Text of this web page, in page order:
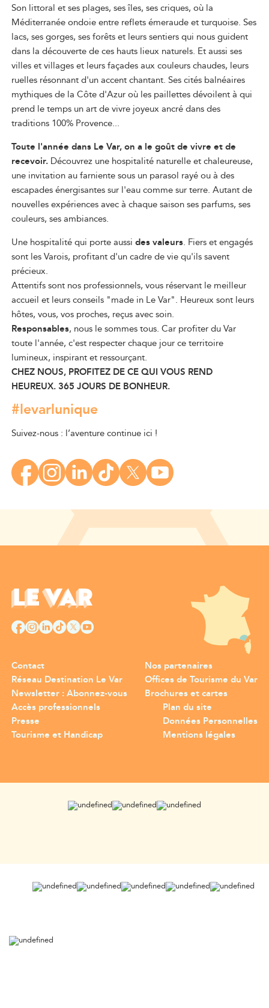
Son littoral et ses plages, ses îles, ses criques, où la
Méditerranée ondoie entre reflets émeraude et turquoise. Ses
lacs, ses gorges, ses forêts et leurs sentiers qui nous guident
dans la découverte de ces hauts lieux naturels. Et aussi ses
villes et villages et leurs façades aux couleurs chaudes, leurs
ruelles résonnant d'un accent chantant. Ses cités balnéaires
mythiques de la Côte d'Azur où les paillettes dévoilent à qui
prend le temps un art de vivre joyeux ancré dans des
traditions 100% Provence...
Toute l'année dans Le Var, on a le goût de vivre et de
recevoir.Découvrez une hospitalité naturelle et chaleureuse,
une invitation au farniente sous un parasol rayé ou à des
escapades énergisantes sur l'eau comme sur terre. Autant de
nouvelles expériences avec à chaque saison ses parfums, ses
couleurs, ses ambiances.
Une hospitalité qui porte aussi des valeurs. Fiers et engagés
sont les Varois, profitant d'un cadre de vie qu'ils savent
précieux.
Attentifs sont nos professionnels, vous réservant le meilleur
accueil et leurs conseils "made in Le Var". Heureux sont leurs
hôtes, vous, vos proches, reçus avec soin.
Responsables, nous le sommes tous. Car profiter du Var
toute l'année, c'est respecter chaque jour ce territoire
lumineux, inspirant et ressourçant.
CHEZ NOUS, PROFITEZ DE CE QUI VOUS REND
HEUREUX. 365 JOURS DE BONHEUR.
#levarlunique
Suivez-nous : l’aventure continue ici !
Contact
Réseau Destination Le Var
Newsletter : Abonnez-vous
Nos partenaires
Offices de Tourisme du Var
Brochures et cartes
Accès professionnels
Presse
Tourisme et Handicap
Plan du site
Données Personnelles
Mentions légales